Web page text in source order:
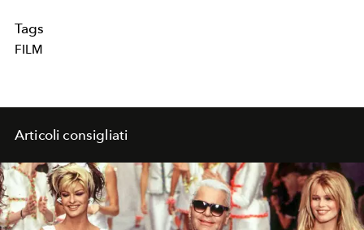
Tags
FILM
Articoli consigliati